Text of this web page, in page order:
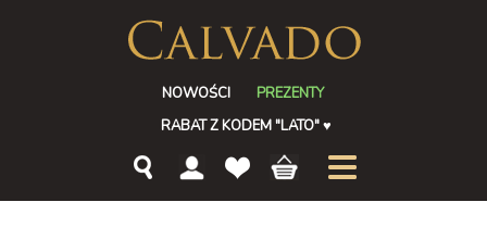
NOWOŚCI
PREZENTY
RABAT Z KODEM "LATO"♥